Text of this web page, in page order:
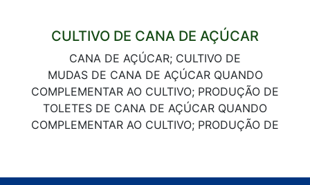
CULTIVO DE CANA DE AÇÚCAR
CANA DE AÇÚCAR; CULTIVO DE
MUDAS DE CANA DE AÇÚCAR QUANDO
COMPLEMENTAR AO CULTIVO; PRODUÇÃO DE
TOLETES DE CANA DE AÇÚCAR QUANDO
COMPLEMENTAR AO CULTIVO; PRODUÇÃO DE